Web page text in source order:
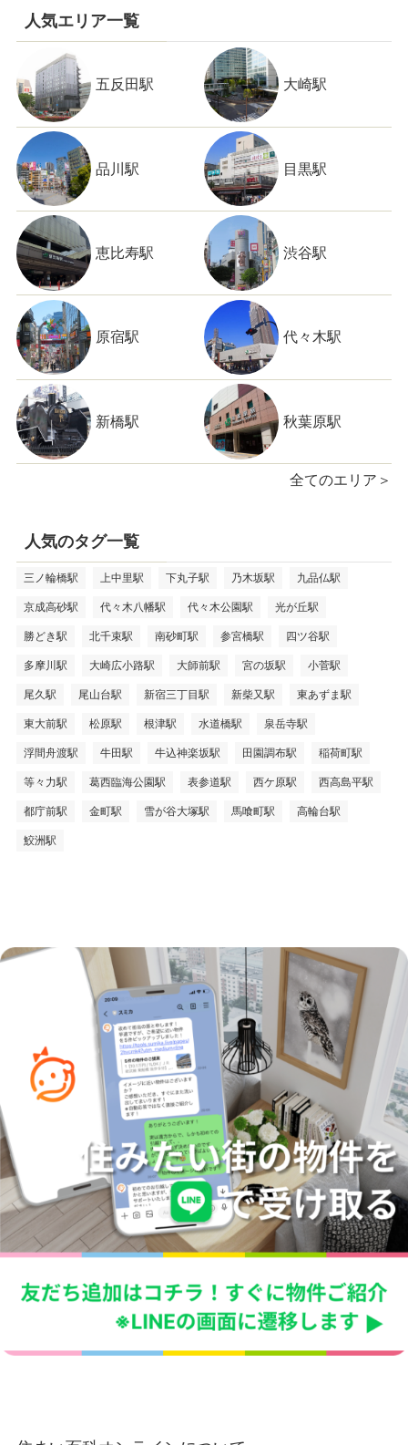
人気エリア一覧
五反田駅 大崎駅
品川駅 目黒駅
恵比寿駅 渋谷駅
原宿駅 代々木駅
新橋駅 秋葉原駅
全てのエリア＞
人気のタグ一覧
三ノ輪橋駅 上中里駅 下丸子駅 乃木坂駅 九品仏駅
京成高砂駅 代々木八幡駅 代々木公園駅 光が丘駅
勝どき駅 北千束駅 南砂町駅 参宮橋駅 四ツ谷駅
多摩川駅 大崎広小路駅 大師前駅 宮の坂駅 小菅駅
尾久駅 尾山台駅 新宿三丁目駅 新柴又駅 東あずま駅
東大前駅 松原駅 根津駅 水道橋駅 泉岳寺駅
浮間舟渡駅 牛田駅 牛込神楽坂駅 田園調布駅 稲荷町駅
等々力駅 葛西臨海公園駅 表参道駅 西ケ原駅 西高島平駅
都庁前駅 金町駅 雪が谷大塚駅 馬喰町駅 高輪台駅
鮫洲駅